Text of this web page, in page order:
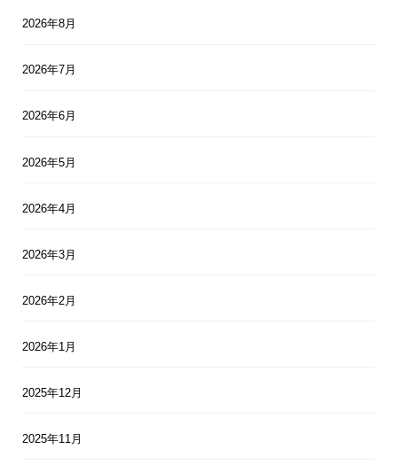
2026年8月
2026年7月
2026年6月
2026年5月
2026年4月
2026年3月
2026年2月
2026年1月
2025年12月
2025年11月